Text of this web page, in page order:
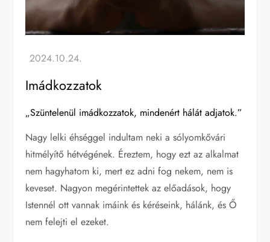
Imádkozzatok
„Szüntelenül imádkozzatok, mindenért hálát adjatok.”
Nagy lelki éhséggel indultam neki a sólyomkővári
hitmélyítő hétvégének. Éreztem, hogy ezt az alkalmat
nem hagyhatom ki, mert ez adni fog nekem, nem is
keveset. Nagyon megérintettek az előadások, hogy
Istennél ott vannak imáink és kéréseink, hálánk, és Ő
nem felejti el ezeket.